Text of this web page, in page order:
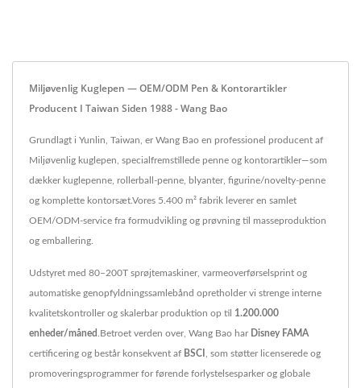
Miljøvenlig Kuglepen — OEM/ODM Pen & Kontorartikler
Producent I Taiwan Siden 1988 - Wang Bao
Grundlagt i Yunlin, Taiwan, er Wang Bao en professionel producent af
Miljøvenlig kuglepen, specialfremstillede penne og kontorartikler—som
dækker kuglepenne, rollerball-penne, blyanter, figurine/novelty-penne
og komplette kontorsæt.Vores 5.400 m² fabrik leverer en samlet
OEM/ODM-service fra formudvikling og prøvning til masseproduktion
og emballering.
Udstyret med 80–200T sprøjtemaskiner, varmeoverførselsprint og
automatiske genopfyldningssamlebånd opretholder vi strenge interne
kvalitetskontroller og skalerbar produktion op til 1.200.000
enheder/måned .Betroet verden over, Wang Bao har Disney FAMA
certificering og består konsekvent af BSCI , som støtter licenserede og
promoveringsprogrammer for førende forlystelsesparker og globale